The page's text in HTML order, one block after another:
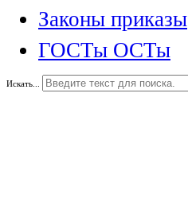
Законы приказы
ГОСТы ОСТы
Искать...